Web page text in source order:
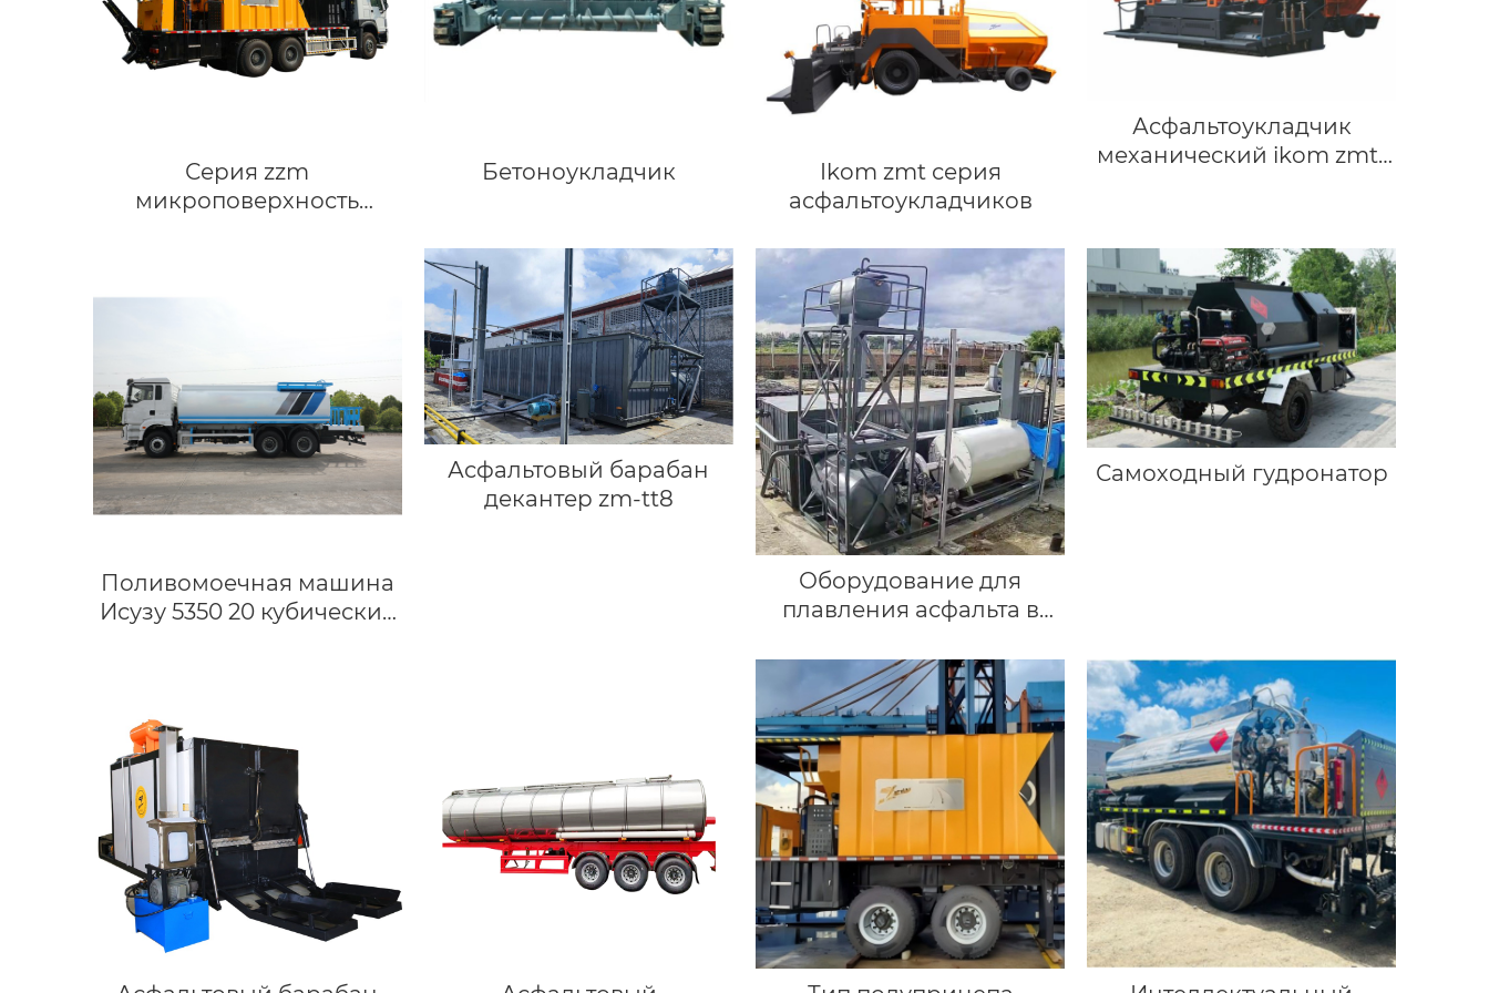
Серия zzm
микроповерхность
Бетоноукладчик
Ikom zmt серия
асфальтоукладчиков
Асфальтоукладчик
механический ikom zmt-
Поливомоечная машина
Исузу 5350 20 кубических
Асфальтовый барабан
декантер zm-tt8
Оборудование для
плавления асфальта в
Самоходный гудронатор